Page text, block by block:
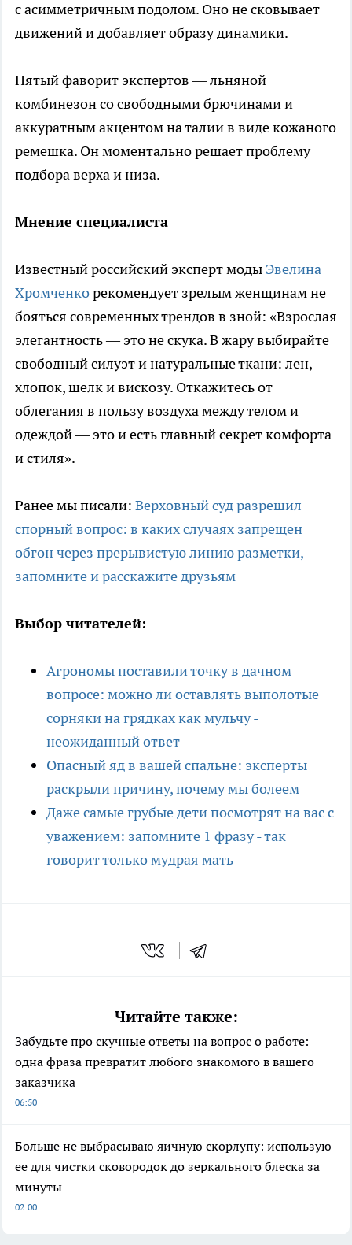
с асимметричным подолом. Оно не сковывает
движений и добавляет образу динамики.
Пятый фаворит экспертов — льняной
комбинезон со свободными брючинами и
аккуратным акцентом на талии в виде кожаного
ремешка. Он моментально решает проблему
подбора верха и низа.
Мнение специалиста
Известный российский эксперт моды Эвелина
Хромченкорекомендует зрелым женщинам не
бояться современных трендов в зной: «Взрослая
элегантность — это не скука. В жару выбирайте
свободный силуэт и натуральные ткани: лен,
хлопок, шелк и вискозу. Откажитесь от
облегания в пользу воздуха между телом и
одеждой — это и есть главный секрет комфорта
и стиля».
Ранее мы писали: Верховный суд разрешил
спорный вопрос: в каких случаях запрещен
обгон через прерывистую линию разметки,
запомните и расскажите друзьям
Выбор читателей:
Агрономы поставили точку в дачном
вопросе: можно ли оставлять выполотые
сорняки на грядках как мульчу -
неожиданный ответ
Опасный яд в вашей спальне: эксперты
раскрыли причину, почему мы болеем
Даже самые грубые дети посмотрят на вас с
уважением: запомните 1 фразу - так
говорит только мудрая мать
Читайте также:
Забудьте про скучные ответы на вопрос о работе:
одна фраза превратит любого знакомого в вашего
заказчика
06:50
Больше не выбрасываю яичную скорлупу: использую
ее для чистки сковородок до зеркального блеска за
минуты
02:00